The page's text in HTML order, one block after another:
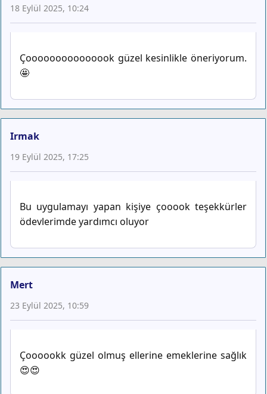
18 Eylül 2025, 10:24
Çooooooooooooook güzel kesinlikle öneriyorum.
🤩
Irmak
19 Eylül 2025, 17:25
Bu uygulamayı yapan kişiye çooook teşekkürler
ödevlerimde yardımcı oluyor
Mert
23 Eylül 2025, 10:59
Çoooookk güzel olmuş ellerine emeklerine sağlık
😍😍